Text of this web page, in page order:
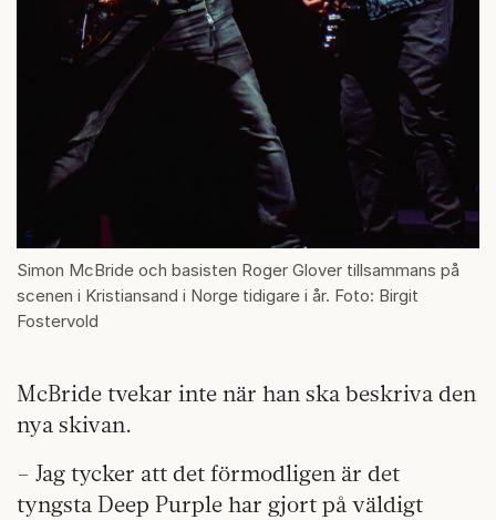
Simon McBride och basisten Roger Glover tillsammans på
scenen i Kristiansand i Norge tidigare i år. Foto: Birgit
Fostervold
McBride tvekar inte när han ska beskriva den
nya skivan.
– Jag tycker att det förmodligen är det
tyngsta Deep Purple har gjort på väldigt